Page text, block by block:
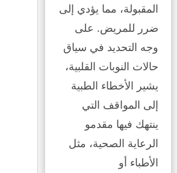
المقبولة، مما يؤدي إلى
ضرر للمريض. على
وجه التحديد في سياق
حالات النوبات القلبية،
يشير الأخطاء الطبية
إلى المواقف التي
ينتهك فيها مقدمو
الرعاية الصحية، مثل
الأطباء أو